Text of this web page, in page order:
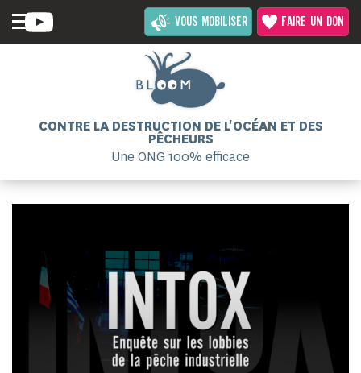
CONTRE LA DESTRUCTION DE L'OCÉAN ET DES
PÊCHEURS
Une ONG 100% efficace
VOUS MOBILISER FAIRE UN DON